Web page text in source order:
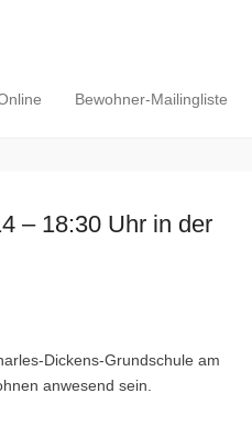
Bewohner-Mailingliste
– 18:30 Uhr in der
Dickens-Grundschule am
anwesend sein.